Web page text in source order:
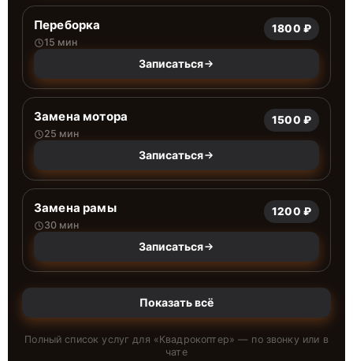
Переборка
15 мин
1800 ₽
Записаться
Замена мотора
25 мин
1500 ₽
Записаться
Замена рамы
30 мин
1200 ₽
Записаться
Показать всё
Полный список услуг для «Квадрокоптер» — по звонку или в
чате